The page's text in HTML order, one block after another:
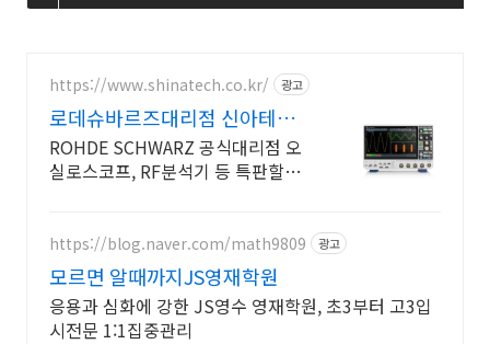
https://www.shinatech.co.kr/ 광고
로데슈바르즈대리점 신아테크
특판 44% 할인 프로모션중
ROHDE SCHWARZ 공식대리점 오
실로스코프, RF분석기 등 특판할인
https://blog.naver.com/math9809 광고
모르면 알때까지JS영재학원
응용과 심화에 강한 JS영수 영재학원, 초3부터 고3입
시전문 1:1집중관리